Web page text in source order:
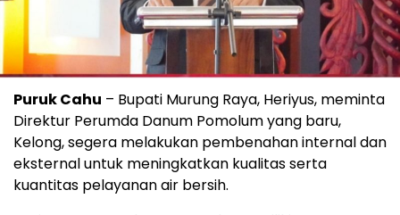
Puruk Cahu – Bupati Murung Raya, Heriyus, meminta
Direktur Perumda Danum Pomolum yang baru,
Kelong, segera melakukan pembenahan internal dan
eksternal untuk meningkatkan kualitas serta
kuantitas pelayanan air bersih.